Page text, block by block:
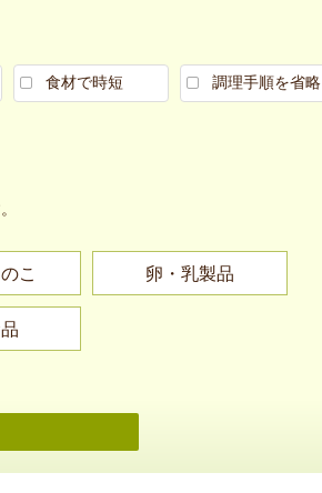
食材で時短 調理手順を省略
こ 卵・乳製品